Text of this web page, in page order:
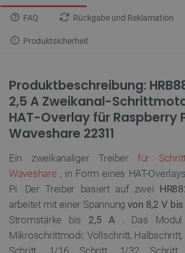
FAQ Rückgabe und Reklamation
Produktsicherheit
Produktbeschreibung:
2,5 A Zweikanal-
HAT-Overlay für Raspberry
Waveshare 22311
Ein zweikanaliger Treiber für
Waveshare , in Form eines HAT-
Pi. Der Treiber basiert auf zwei
arbeitet mit einer Spannungvon 8,2 V
Stromstärke bis 2,5 A . Das
Mikroschrittmodi: Vollschritt,
Schritt, 1/16 Schritt, 1/32